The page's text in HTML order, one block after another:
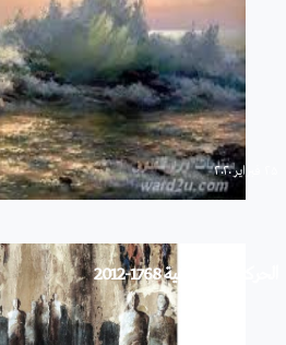
الحركات الاجتماعية 1768-2012